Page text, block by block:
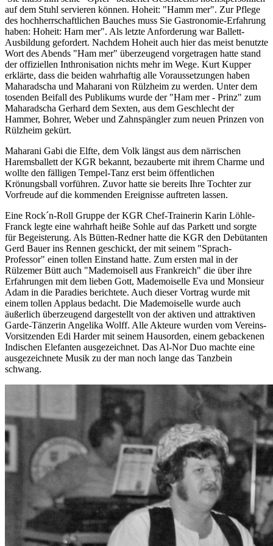
auf dem Stuhl servieren können. Hoheit: "Hamm mer". Zur Pflege
des hochherrschaftlichen Bauches muss Sie Gastronomie-Erfahrung
haben: Hoheit: Harn mer". Als letzte Anforderung war Ballett-
Ausbildung gefordert. Nachdem Hoheit auch hier das meist benutzte
Wort des Abends "Ham mer" überzeugend vorgetragen hatte stand
der offiziellen Inthronisation nichts mehr im Wege. Kurt Kupper
erklärte, dass die beiden wahrhaftig alle Voraussetzungen haben
Maharadscha und Maharani von Rülzheim zu werden. Unter dem
tosenden Beifall des Publikums wurde der "Ham mer - Prinz" zum
Maharadscha Gerhard dem Sexten, aus dem Geschlecht der
Hammer, Bohrer, Weber und Zahnspängler zum neuen Prinzen von
Rülzheim gekürt.
Maharani Gabi die Elfte, dem Volk längst aus dem närrischen
Haremsballett der KGR bekannt, bezauberte mit ihrem Charme und
wollte den fälligen Tempel-Tanz erst beim öffentlichen
Krönungsball vorführen. Zuvor hatte sie bereits Ihre Tochter zur
Vorfreude auf die kommenden Ereignisse auftreten lassen.
Eine Rock´n-Roll Gruppe der KGR Chef-Trainerin Karin Löhle-
Franck legte eine wahrhaft heiße Sohle auf das Parkett und sorgte
für Begeisterung. Als Bütten-Redner hatte die KGR den Debütanten
Gerd Bauer ins Rennen geschickt, der mit seinem "Sprach-
Professor" einen tollen Einstand hatte. Zum ersten mal in der
Rülzemer Bütt auch "Mademoisell aus Frankreich" die über ihre
Erfahrungen mit dem lieben Gott, Mademoiselle Eva und Monsieur
Adam in die Paradies berichtete. Auch dieser Vortrag wurde mit
einem tollen Applaus bedacht. Die Mademoiselle wurde auch
äußerlich überzeugend dargestellt von der aktiven und attraktiven
Garde-Tänzerin Angelika Wolff. Alle Akteure wurden vom Vereins-
Vorsitzenden Edi Harder mit seinem Hausorden, einem gebackenen
Indischen Elefanten ausgezeichnet. Das Al-Nor Duo machte eine
ausgezeichnete Musik zu der man noch lange das Tanzbein
schwang.